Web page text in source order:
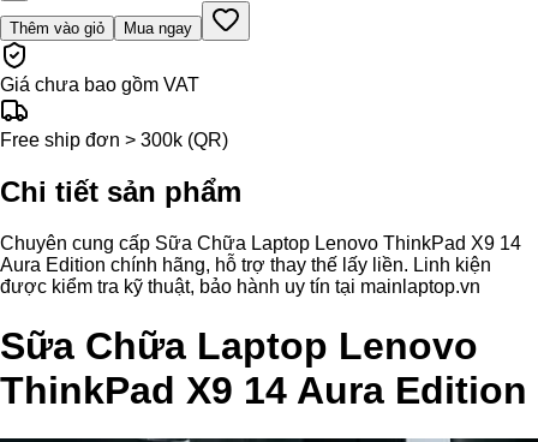
Thêm vào giỏ Mua ngay
Giá chưa bao gồm VAT
Free ship đơn > 300k (QR)
Chi tiết sản phẩm
Chuyên cung cấp Sữa Chữa Laptop Lenovo ThinkPad X9 14
Aura Edition chính hãng, hỗ trợ thay thế lấy liền. Linh kiện
được kiểm tra kỹ thuật, bảo hành uy tín tại mainlaptop.vn
Sữa Chữa Laptop Lenovo
ThinkPad X9 14 Aura Edition